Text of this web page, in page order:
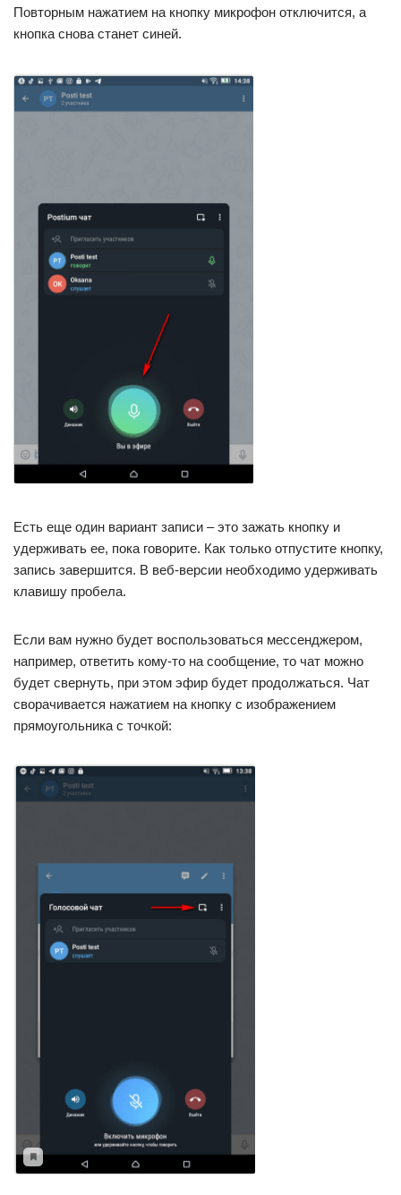
Повторным нажатием на кнопку микрофон отключится, а
кнопка снова станет синей.
Есть еще один вариант записи – это зажать кнопку и
удерживать ее, пока говорите. Как только отпустите кнопку,
запись завершится. В веб-версии необходимо удерживать
клавишу пробела.
Если вам нужно будет воспользоваться мессенджером,
например, ответить кому-то на сообщение, то чат можно
будет свернуть, при этом эфир будет продолжаться. Чат
сворачивается нажатием на кнопку с изображением
прямоугольника с точкой: